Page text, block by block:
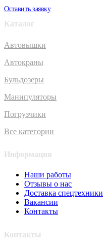
Оставить заявку
Каталог
Автовышки
Автокраны
Бульдозеры
Манипуляторы
Погрузчики
Все категории
Информация
Наши работы
Отзывы о нас
Доставка спецтехники
Вакансии
Контакты
Контакты